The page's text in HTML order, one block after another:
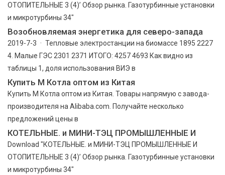
ОТОПИТЕЛЬНЫЕ 3 (4)’ Обзор рынка. Газотурбинные установки
и микротурбины 34"
Возобновляемая энергетика для северо-запада
2019-7-3 · Тепловые электростанции на биомассе 1895 2227
4. Малые ГЭС 2301 2371 ИТОГО: 4257 4693 Как видно из
таблицы 1, доля использования ВИЭ в
Купить М Котла оптом из Китая
Купить М Котла оптом из Китая. Товары напрямую с завода-
производителя на Alibaba.com. Получайте несколько
предложений цены в
КОТЕЛЬНЫЕ. и МИНИ-ТЭЦ ПРОМЫШЛЕННЫЕ И
Download "КОТЕЛЬНЫЕ. и МИНИ-ТЭЦ ПРОМЫШЛЕННЫЕ И
ОТОПИТЕЛЬНЫЕ 3 (4)’ Обзор рынка. Газотурбинные установки
и микротурбины 34"